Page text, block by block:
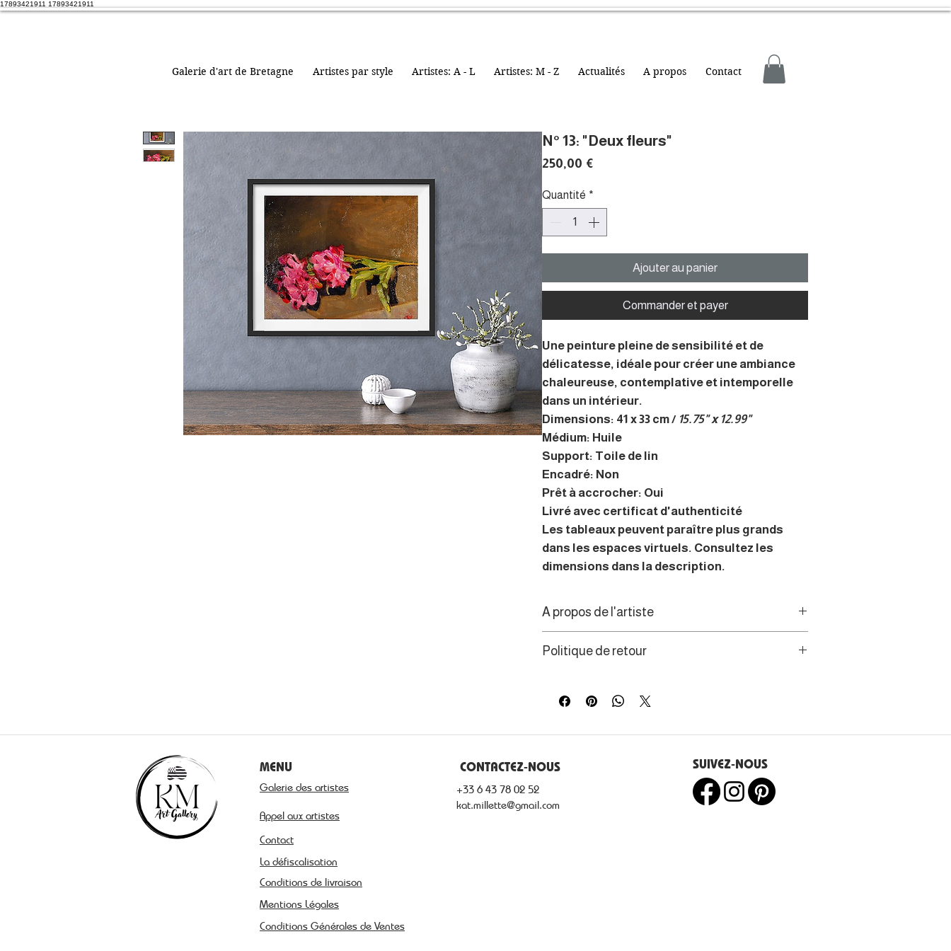
17893421911 17893421911
Galerie d'art de Bretagne Artistes par style Artistes: A - L Artistes: M - Z Actualités A propos Contact
N° 13: "Deux fleurs"
250,00 €
Quantité *
Ajouter au panier
Commander et payer
Une peinture pleine de sensibilité et de
délicatesse, idéale pour créer une ambiance
chaleureuse, contemplative et intemporelle
dans un intérieur.
Dimensions: 41 x 33 cm / 15.75" x 12.99"
Médium: Huile
Support: Toile de lin
Encadré: Non
Prêt à accrocher: Oui
Livré avec certificat d'authenticité
Les tableaux peuvent paraître plus grands
dans les espaces virtuels. Consultez les
dimensions dans la description.
A propos de l'artiste
outre le temps qui passe, en contemplant des
Politique de retour
de rétractation de 14 jours.
MENU
Galerie des artistes
Appel aux artistes
Contact
Conditions de livraison
Mentions Légales
Conditions Générales de Ventes
La défiscalisation
CONTACTEZ-NOUS
+33 6 43 78 02 52
kat.millette@gmail.com
SUIVEZ-NOUS